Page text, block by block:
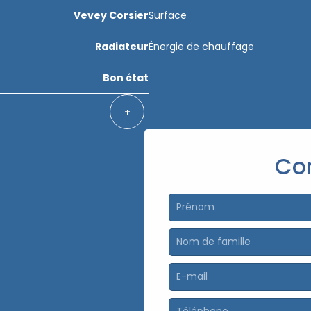
Vevey CorsierSurface
RadiateurÉnergie de chauffage
Bon état
+